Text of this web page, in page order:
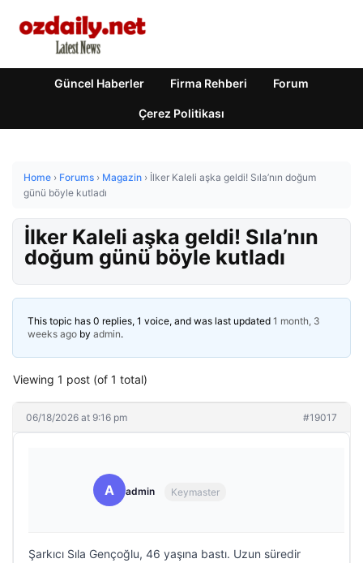
Güncel Haberler Firma Rehberi Forum
Çerez Politikası
Home › Forums › Magazin › İlker Kaleli aşka geldi! Sıla’nın doğum
günü böyle kutladı
İlker Kaleli aşka geldi! Sıla’nın
doğum günü böyle kutladı
This topic has 0 replies, 1 voice, and was last updated 1 month, 3
weeks ago by admin.
Viewing 1 post (of 1 total)
06/18/2026 at 9:16 pm #19017
A admin Keymaster
Şarkıcı Sıla Gençoğlu, 46 yaşına bastı. Uzun süredir